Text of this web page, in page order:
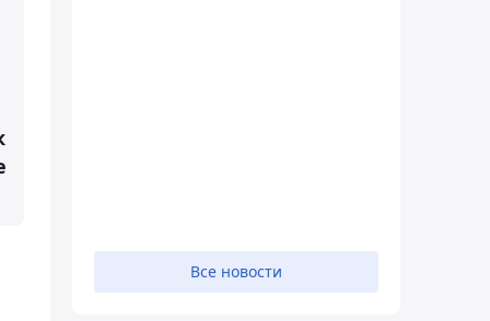
Все новости